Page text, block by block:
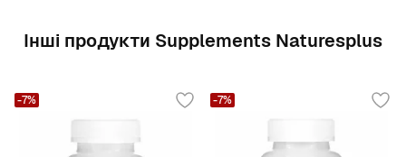
Інші продукти Supplements Naturesplus
-7% -7%